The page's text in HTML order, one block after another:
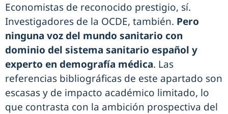
Economistas de reconocido prestigio, sí.
Investigadores de la OCDE, también. Pero
ninguna voz del mundo sanitario con
dominio del sistema sanitario español y
experto en demografía médica. Las
referencias bibliográficas de este apartado son
escasas y de impacto académico limitado, lo
que contrasta con la ambición prospectiva del